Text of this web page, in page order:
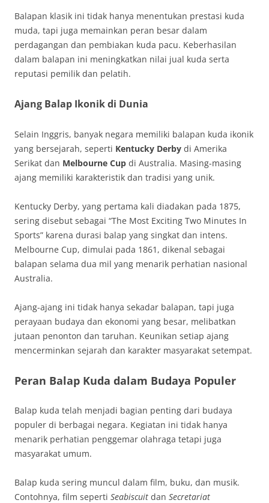
Balapan klasik ini tidak hanya menentukan prestasi kuda
muda, tapi juga memainkan peran besar dalam
perdagangan dan pembiakan kuda pacu. Keberhasilan
dalam balapan ini meningkatkan nilai jual kuda serta
reputasi pemilik dan pelatih.
Ajang Balap Ikonik di Dunia
Selain Inggris, banyak negara memiliki balapan kuda ikonik
yang bersejarah, seperti Kentucky Derby di Amerika
Serikat dan Melbourne Cup di Australia. Masing-masing
ajang memiliki karakteristik dan tradisi yang unik.
Kentucky Derby, yang pertama kali diadakan pada 1875,
sering disebut sebagai “The Most Exciting Two Minutes In
Sports” karena durasi balap yang singkat dan intens.
Melbourne Cup, dimulai pada 1861, dikenal sebagai
balapan selama dua mil yang menarik perhatian nasional
Australia.
Ajang-ajang ini tidak hanya sekadar balapan, tapi juga
perayaan budaya dan ekonomi yang besar, melibatkan
jutaan penonton dan taruhan. Keunikan setiap ajang
mencerminkan sejarah dan karakter masyarakat setempat.
Peran Balap Kuda dalam Budaya Populer
Balap kuda telah menjadi bagian penting dari budaya
populer di berbagai negara. Kegiatan ini tidak hanya
menarik perhatian penggemar olahraga tetapi juga
masyarakat umum.
Balap kuda sering muncul dalam film, buku, dan musik.
Contohnya, film seperti Seabiscuit dan Secretariat